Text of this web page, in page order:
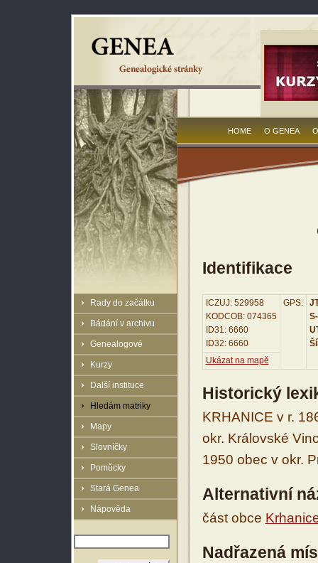
Rady do začátku
Bádání v archivu
Genealogové
Kurzy
Další instituce
Hledám matriky
Mapy
Slovníčky
Pomůcky
Stará Genea
Nápověda
HOME O GENEA
Identifikace
ICZUJ: 529958
KODCOB: 074365
ID31: 6660
ID32: 6660
GPS:
Ukázat na mapě
Historický
KRHANICE v r.
okr. Královské
1950 obec v okr.
Alternativní
část obce
Nadřazená